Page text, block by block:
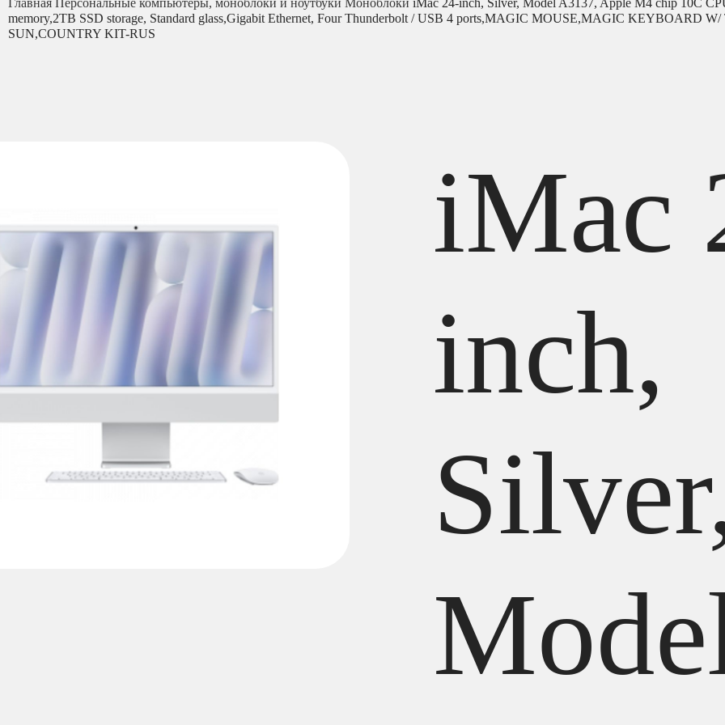
Главная Персональные компьютеры, моноблоки и ноутбуки Моноблоки iMac 24-inch, Silver, Model A3137, Apple M4 chip 10C
memory,2TB SSD storage, Standard glass,Gigabit Ethernet, Four Thunderbolt / USB 4 ports,MAGIC MOUSE,MAGIC KEYBOARD
SUN,COUNTRY KIT-RUS
iMac
inch,